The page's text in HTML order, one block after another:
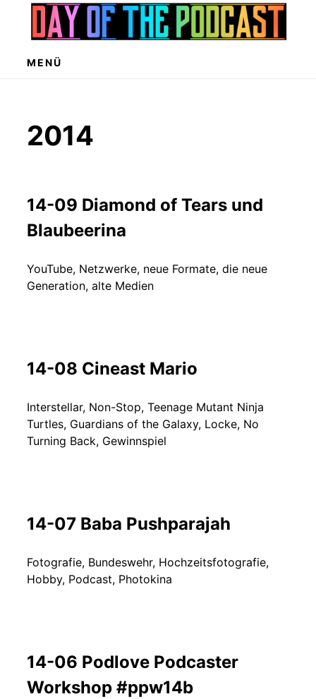
springen
MENÜ
2014
14-09 Diamond of Tears und
Blaubeerina
YouTube, Netzwerke, neue Formate, die neue
Generation, alte Medien
14-08 Cineast Mario
Interstellar, Non-Stop, Teenage Mutant Ninja
Turtles, Guardians of the Galaxy, Locke, No
Turning Back, Gewinnspiel
14-07 Baba Pushparajah
Fotografie, Bundeswehr, Hochzeitsfotografie,
Hobby, Podcast, Photokina
14-06 Podlove Podcaster
Workshop #ppw14b